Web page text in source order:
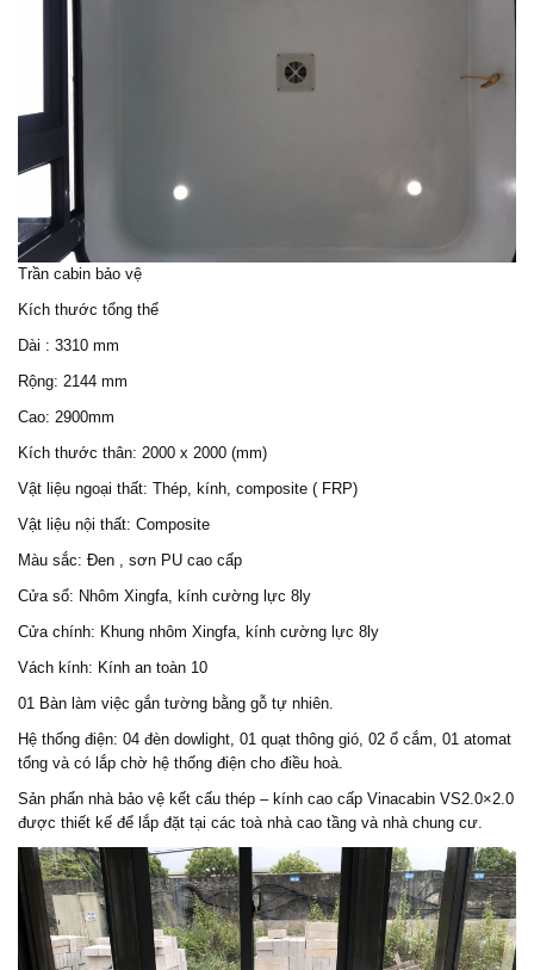
Trần cabin bảo vệ
Kích thước tổng thể
Dài : 3310 mm
Rộng: 2144 mm
Cao: 2900mm
Kích thước thân: 2000 x 2000 (mm)
Vật liệu ngoại thất: Thép, kính, composite ( FRP)
Vật liệu nội thất: Composite
Màu sắc: Đen , sơn PU cao cấp
Cửa sổ: Nhôm Xingfa, kính cường lực 8ly
Cửa chính: Khung nhôm Xingfa, kính cường lực 8ly
Vách kính: Kính an toàn 10
01 Bàn làm việc gắn tường bằng gỗ tự nhiên.
Hệ thống điện: 04 đèn dowlight, 01 quạt thông gió, 02 ổ cắm, 01 atomat
tổng và có lắp chờ hệ thống điện cho điều hoà.
Sản phẩn nhà bảo vệ kết cấu thép – kính cao cấp Vinacabin VS2.0×2.0
được thiết kế để lắp đặt tại các toà nhà cao tầng và nhà chung cư.